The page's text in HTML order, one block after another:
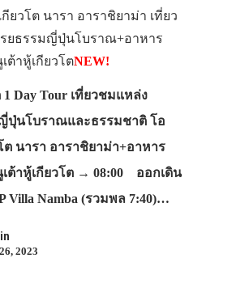
กียวโต นารา อาราชิยาม่า เที่ยว
ยธรรมญี่ปุ่นโบราณ+อาหาร
ต้าหู้เกียวโตNEW!
1 Day Tour เที่ยวชมแหล่ง
ปุ่นโบราณและธรรมชาติ โอ
ต นารา อาราชิยาม่า+อาหาร
เต้าหู้เกียวโต → 08:00 ออกเดิน
Villa Namba (รวมพล 7:40)…
2023